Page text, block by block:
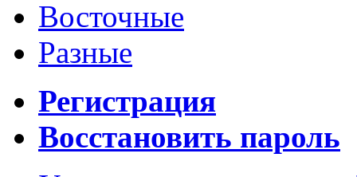
Восточные
Разные
Регистрация
Восстановить пароль